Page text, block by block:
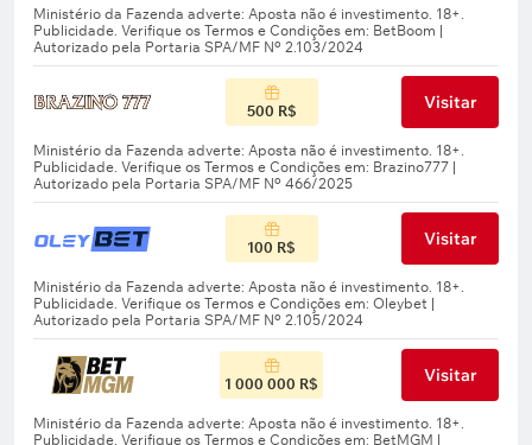
500 R$ Visitar
100 R$ Visitar
1 000 000 R$ Visitar